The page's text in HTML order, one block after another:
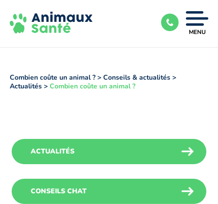
Ouvrir
MENU
Combien coûte un animal ?> Conseils & actualités >
Actualités > Combien coûte un animal ?
ACTUALITÉS
CONSEILS CHAT